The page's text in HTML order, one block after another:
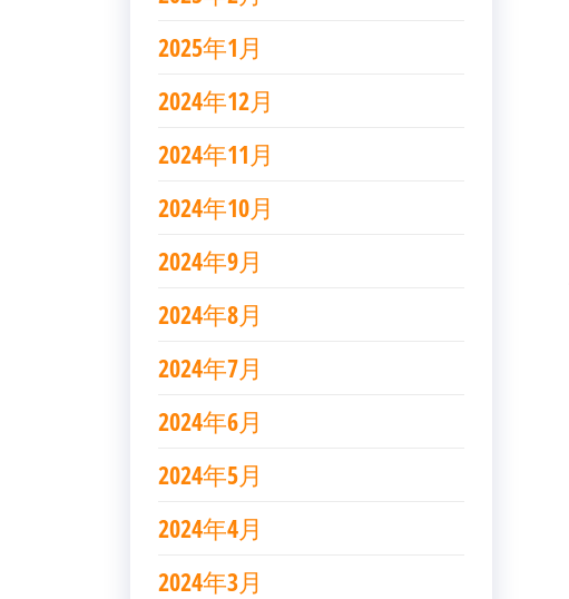
2025年1月
2024年12月
2024年11月
2024年10月
2024年9月
2024年8月
2024年7月
2024年6月
2024年5月
2024年4月
2024年3月